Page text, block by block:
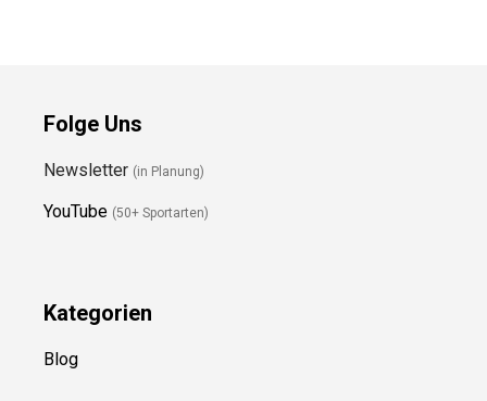
Folge Uns
Newsletter (in Planung)
YouTube (50+ Sportarten)
Kategorien
Blog